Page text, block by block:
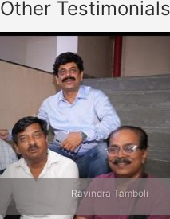
Other Testimonials
Previous